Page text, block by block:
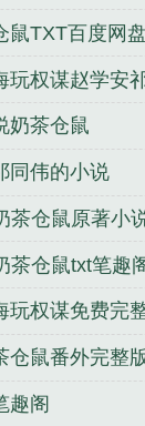
鼠TXT百度网盘
玩权谋赵学安
奶茶仓鼠
同伟的小说
茶仓鼠原著小
茶仓鼠txt笔趣
玩权谋免费完
仓鼠番外完整
趣阁